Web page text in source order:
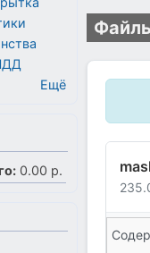
Ещё
0.00 р.